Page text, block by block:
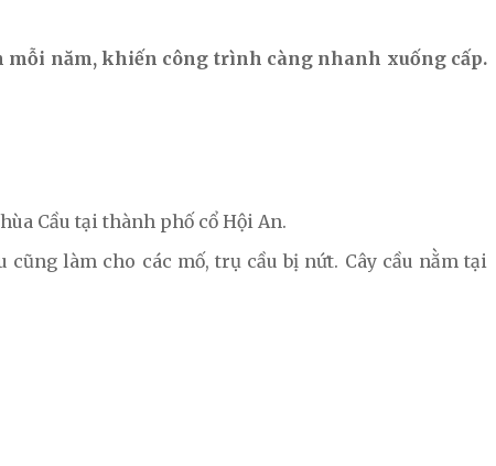
mỗi năm, khiến công trình càng nhanh xuống cấp.
Cầu tại thành phố cổ Hội An.
làm cho các mố, trụ cầu bị nứt. Cây cầu nằm tại